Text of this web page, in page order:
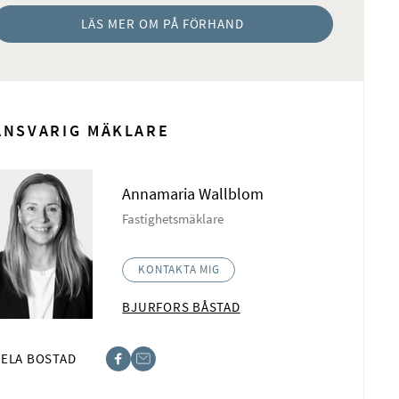
LÄS MER OM PÅ FÖRHAND
MÄKLARE
Annamaria Wallblom
Fastighetsmäklare
KONTAKTA MIG
BJURFORS BÅSTAD
BOSTAD